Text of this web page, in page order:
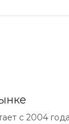
с 2004